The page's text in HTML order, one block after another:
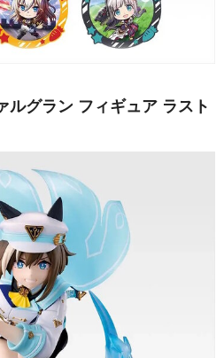
ルグラン フィギュア ラスト